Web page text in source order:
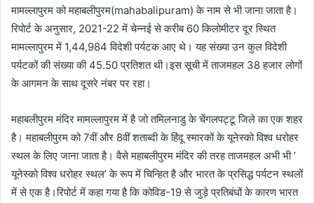
मामल्लापुरम को महाबलीपुरम(mahabalipuram) के नाम से भी जाना जाता है।
रिपोर्ट के अनुसार, 2021-22 में चेन्नई से करीब 60 किलोमीटर दूर स्थित
मामल्लापुरम में 1,44,984 विदेशी पर्यटक आए थे। यह संख्या उन कुल विदेशी
पर्यटकों की संख्या की 45.50 प्रतिशत थी।इस सूची में ताजमहल 38 हजार लोगों
के आगमन के साथ दूसरे नंबर पर रहा।
महाबलीपुरम मंदिर मामल्लापुरम में है जो तमिलनाडु के चेंगलपट्टू जिले का एक शहर
है। महाबलीपुरम को 7वीं और 8वीं शताब्दी के हिंदू स्मारकों के यूनेस्को विश्व धरोहर
स्थल के लिए जाना जाता है। वैसे महाबलीपुरम मंदिर की तरह ताजमहल अभी भी ‘
यूनेस्को विश्व धरोहर स्थल’ के रूप में चिन्हित है और भारत के प्रसिद्ध पर्यटन स्थलों
में से एक है।रिपोर्ट में कहा गया है कि कोविड-19 से जुड़े प्रतिबंधों के कारण भारत